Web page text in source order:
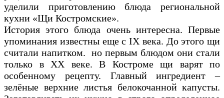
уделили приготовлению блюда региональной
кухни «Щи Костромские».
История этого блюда очень интересна. Первые
упоминания известны еще с IX века. До этого щи
считали напитком. но первым блюдом они стали
только в XX веке. В Костроме щи варят по
особенному рецепту. Главный ингредиент –
зелёные верхние листья белокочанной капусты.